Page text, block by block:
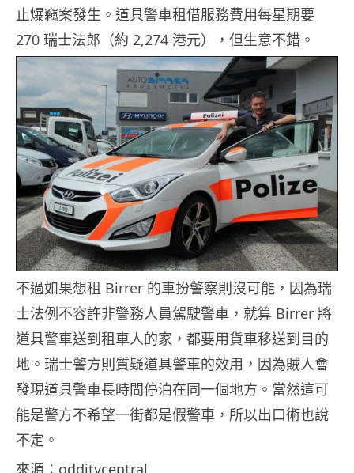
止爆竊案發生。道具警車租借服務費用每星期要
270 瑞士法郎（約 2,274 港元），但生意不錯。
不過如果想租 Birrer 的車扮警察則沒可能，因為瑞
士法例不容許非警務人員駕駛警車，就算 Birrer 將
道具警車送到租車人的家，都要用貨車移送到目的
地。瑞士警方則質疑道具警車的效用，因為賊人會
發現道具警車長時間停泊在同一個地方。當然這可
能是警方不希望一街都是假警車，所以出口術也說
不定。
來源： odditycentral